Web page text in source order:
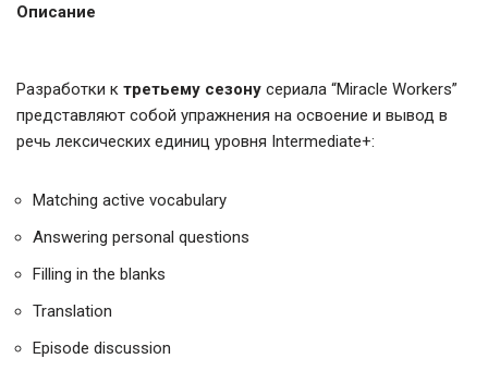
Описание
Разработки к третьему сезону сериала “Miracle Workers”
представляют собой упражнения на освоение и вывод в
речь лексических единиц уровня Intermediate+:
Matching active vocabulary
Answering personal questions
Filling in the blanks
Translation
Episode discussion